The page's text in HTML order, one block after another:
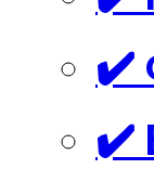
✔️
✔️